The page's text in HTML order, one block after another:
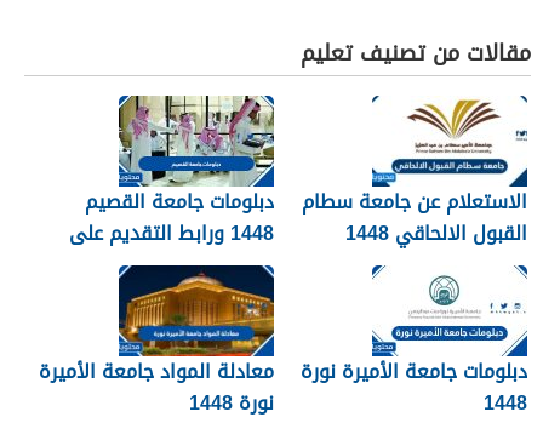
مقالات من تصنيف تعليم
الاستعلام عن جامعة سطام
القبول الالحاقي 1448
دبلومات جامعة القصيم
1448 ورابط التقديم على
دبلومات جامعة القصيم
qudcss.com
دبلومات جامعة الأميرة نورة
1448
معادلة المواد جامعة الأميرة
نورة 1448